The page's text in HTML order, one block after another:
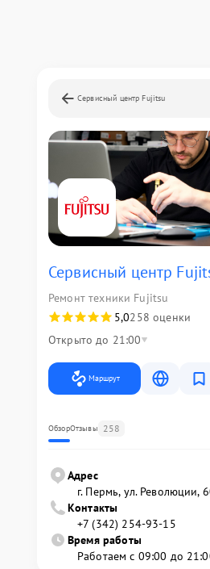
Сервисный центр Fujitsu
Сервисный центр
Ремонт техники Fujitsu
5,0258 оценки
Открыто до 21:00
Маршрут
ОбзорОтзывы 258
Адрес
г. Пермь, ул. ​Революции,
Контакты
+7 (342) 254-93-15
Время работы
Работаем с 09:00 до